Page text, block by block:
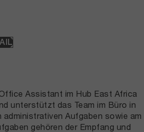
Assistant im Hub East Africa
unterstützt das Team im Büro in
administrativen Aufgaben sowie am
gehören der Empfang und